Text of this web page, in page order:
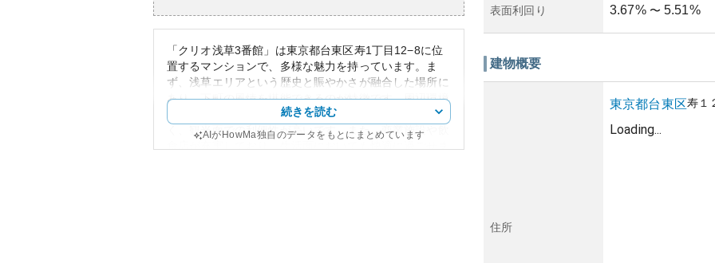
「クリオ浅草3番館」は東京都台東区寿1丁目12−8に位
置するマンションで、多様な魅力を持っています。ま
ず、浅草エリアという歴史と賑やかさが融合した場所に
あり、下町の風情を堪能できるのが特徴です。周辺環境
としては、東京スカイツリーや浅草寺へもアクセスが良
く、観光面での利便性が高いです。また、商業施設や飲
続きを読む
AIがHowMa独自のデータをもとにまとめています
表面利回り 3.67% 〜 5.51%
建物概要
住所
東京都台東区寿１
Loading...